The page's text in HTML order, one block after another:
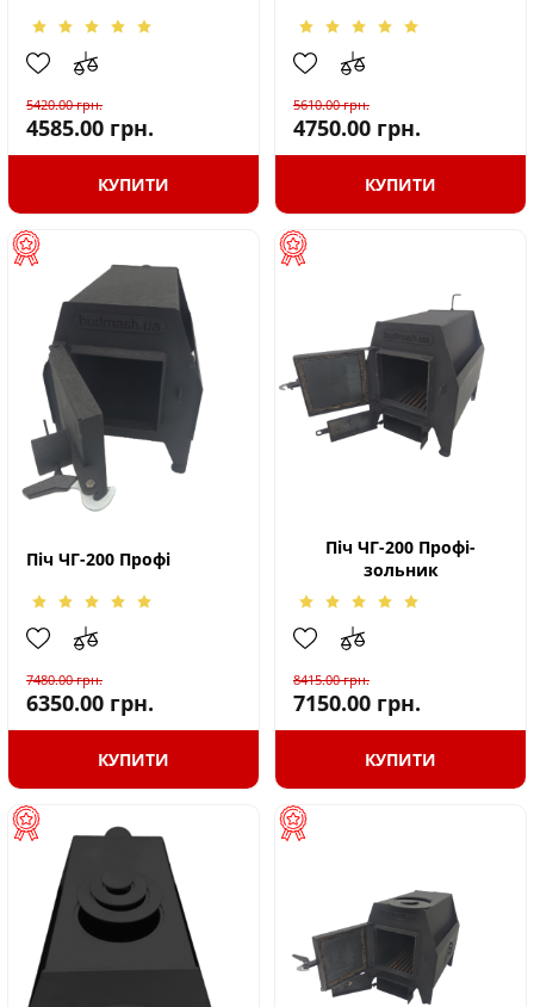
5420.00грн.
4585.00 грн.
КУПИТИ
5610.00грн.
4750.00 грн.
КУПИТИ
Піч ЧГ-200 Профі
7480.00грн.
6350.00 грн.
КУПИТИ
Піч ЧГ-200 Профі-
зольник
8415.00грн.
7150.00 грн.
КУПИТИ